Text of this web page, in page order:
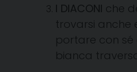
I DIACONI che
trovarsi anche
portare con
bianca